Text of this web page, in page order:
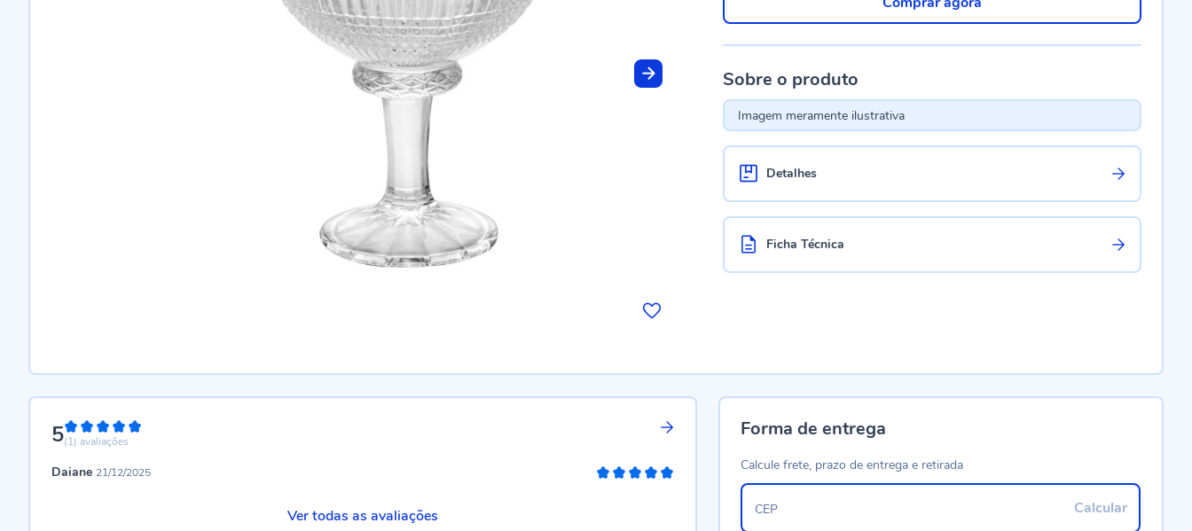
Sobre o produto
Imagem meramente ilustrativa
Detalhes
Ficha Técnica
5100%
(1) avaliações
Daiane 21/12/2025
Ver todas as avaliações
Forma de entrega
Calcule frete, prazo de entrega e retirada
Calcular
CEP